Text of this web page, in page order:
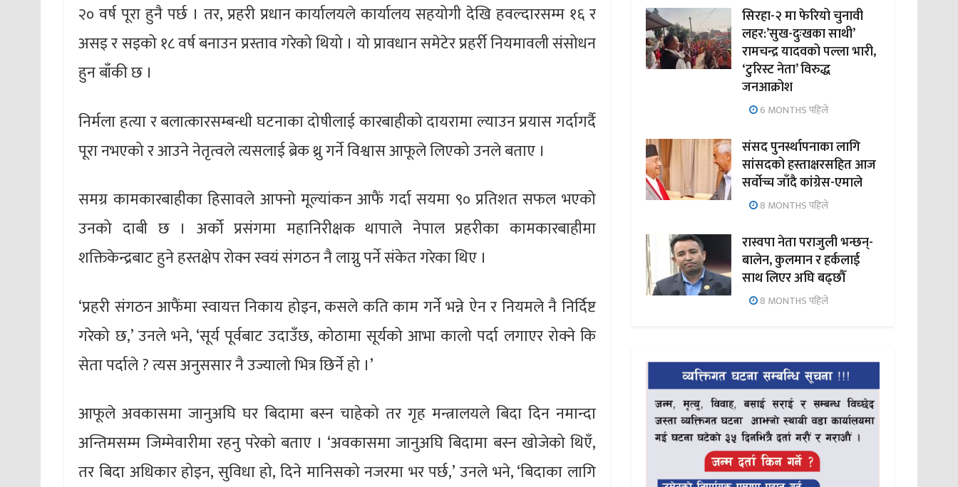
२० वर्ष पूरा हुनै पर्छ । तर, प्रहरी प्रधान कार्यालयले कार्यालय सहयोगी देखि हवल्दारसम्म १६ र
असइ र सइको १८ वर्ष बनाउन प्रस्ताव गरेको थियो । यो प्रावधान समेटेर प्रहर्री नियमावली संसोधन
हुन बाँकी छ ।
निर्मला हत्या र बलात्कारसम्बन्धी घटनाका दोषीलाई कारबाहीको दायरामा ल्याउन प्रयास गर्दागर्दै
पूरा नभएको र आउने नेतृत्वले त्यसलाई ब्रेक थ्रु गर्ने विश्वास आफूले लिएको उनले बताए ।
समग्र कामकारबाहीका हिसावले आफ्नो मूल्यांकन आफैं गर्दा सयमा ९० प्रतिशत सफल भएको
उनको दाबी छ । अर्को प्रसंगमा महानिरीक्षक थापाले नेपाल प्रहरीका कामकारबाहीमा
शक्तिकेन्द्रबाट हुने हस्तक्षेप रोक्न स्वयं संगठन नै लाग्नु पर्ने संकेत गरेका थिए ।
‘प्रहरी संगठन आफैंमा स्वायत्त निकाय होइन, कसले कति काम गर्ने भन्ने ऐन र नियमले नै निर्दिष्ट
गरेको छ,’ उनले भने, ‘सूर्य पूर्वबाट उदाउँछ, कोठामा सूर्यको आभा कालो पर्दा लगाएर रोक्ने कि
सेता पर्दाले ? त्यस अनुससार नै उज्यालो भित्र छिर्ने हो ।’
आफूले अवकासमा जानुअघि घर बिदामा बस्न चाहेको तर गृह मन्त्रालयले बिदा दिन नमान्दा
अन्तिमसम्म जिम्मेवारीमा रहनु परेको बताए । ‘अवकासमा जानुअघि बिदामा बस्न खोजेको थिएँ,
तर बिदा अधिकार होइन, सुविधा हो, दिने मानिसको नजरमा भर पर्छ,’ उनले भने, ‘बिदाका लागि
सिरहा-२ मा फेरियो चुनावी
लहर:’सुख-दुःखका साथी’
रामचन्द्र यादवको पल्ला भारी,
‘टुरिस्ट नेता’ विरुद्ध
जनआक्रोश
6 MONTHS पहिले
संसद पुनर्स्थापनाका लागि
सांसदको हस्ताक्षरसहित आज
सर्वोच्च जाँदै कांग्रेस-एमाले
8 MONTHS पहिले
रास्वपा नेता पराजुली भन्छन्-
बालेन, कुलमान र हर्कलाई
साथ लिएर अघि बढ्छौँ
8 MONTHS पहिले